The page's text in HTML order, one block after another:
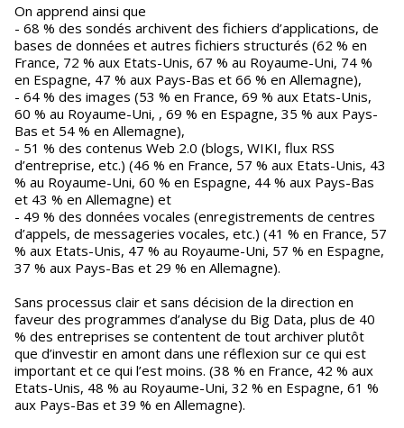
On apprend ainsi que
- 68 % des sondés archivent des fichiers d’applications, de
bases de données et autres fichiers structurés (62 % en
France, 72 % aux Etats-Unis, 67 % au Royaume-Uni, 74 %
en Espagne, 47 % aux Pays-Bas et 66 % en Allemagne),
- 64 % des images (53 % en France, 69 % aux Etats-Unis,
60 % au Royaume-Uni, , 69 % en Espagne, 35 % aux Pays-
Bas et 54 % en Allemagne),
- 51 % des contenus Web 2.0 (blogs, WIKI, flux RSS
d’entreprise, etc.) (46 % en France, 57 % aux Etats-Unis, 43
% au Royaume-Uni, 60 % en Espagne, 44 % aux Pays-Bas
et 43 % en Allemagne) et
- 49 % des données vocales (enregistrements de centres
d’appels, de messageries vocales, etc.) (41 % en France, 57
% aux Etats-Unis, 47 % au Royaume-Uni, 57 % en Espagne,
37 % aux Pays-Bas et 29 % en Allemagne).
Sans processus clair et sans décision de la direction en
faveur des programmes d’analyse du Big Data, plus de 40
% des entreprises se contentent de tout archiver plutôt
que d’investir en amont dans une réflexion sur ce qui est
important et ce qui l’est moins. (38 % en France, 42 % aux
Etats-Unis, 48 % au Royaume-Uni, 32 % en Espagne, 61 %
aux Pays-Bas et 39 % en Allemagne).